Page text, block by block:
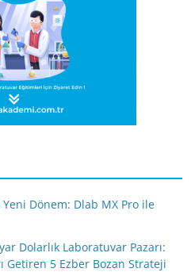
Dönem: Dlab MX Pro ile
Dolarlık Laboratuvar Pazarı:
Getiren 5 Ezber Bozan Strateji